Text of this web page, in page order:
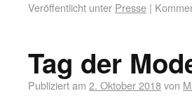
Veröffentlicht unter Presse |
Tag der
Publiziert am 2. Oktober 2018von